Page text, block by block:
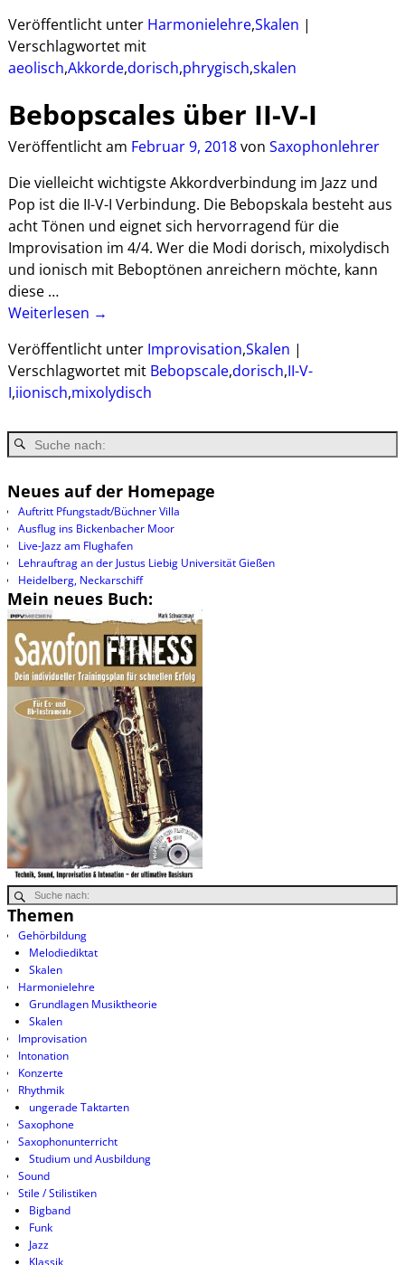
Veröffentlicht unter Harmonielehre,Skalen |
Verschlagwortet mit
aeolisch,Akkorde,dorisch,phrygisch,skalen
Bebopscales über II-V-I
Veröffentlicht am Februar 9, 2018von Saxophonlehrer
Die vielleicht wichtigste Akkordverbindung im Jazz und
Pop ist die II-V-I Verbindung. Die Bebopskala besteht aus
acht Tönen und eignet sich hervorragend für die
Improvisation im 4/4. Wer die Modi dorisch, mixolydisch
und ionisch mit Beboptönen anreichern möchte, kann
diese …
Weiterlesen →
Veröffentlicht unter Improvisation,Skalen |
Verschlagwortet mit Bebopscale,dorisch,II-V-
I,iionisch,mixolydisch
Neues auf der Homepage
Auftritt Pfungstadt/Büchner Villa
Ausflug ins Bickenbacher Moor
Live-Jazz am Flughafen
Lehrauftrag an der Justus Liebig Universität Gießen
Heidelberg, Neckarschiff
Mein neues Buch:
Themen
Gehörbildung
Melodiediktat
Skalen
Harmonielehre
Grundlagen Musiktheorie
Skalen
Improvisation
Intonation
Konzerte
Rhythmik
ungerade Taktarten
Saxophone
Saxophonunterricht
Studium und Ausbildung
Sound
Stile / Stilistiken
Bigband
Funk
Jazz
Klassik